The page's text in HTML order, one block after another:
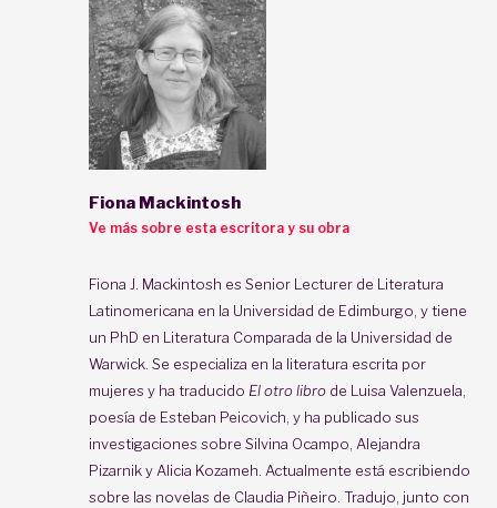
Fiona Mackintosh
Ve más sobre esta escritora y su obra
Fiona J. Mackintosh es Senior Lecturer de Literatura
Latinomericana en la Universidad de Edimburgo, y tiene
un PhD en Literatura Comparada de la Universidad de
Warwick. Se especializa en la literatura escrita por
mujeres y ha traducido El otro libro de Luisa Valenzuela,
poesía de Esteban Peicovich, y ha publicado sus
investigaciones sobre Silvina Ocampo, Alejandra
Pizarnik y Alicia Kozameh. Actualmente está escribiendo
sobre las novelas de Claudia Piñeiro. Tradujo, junto con